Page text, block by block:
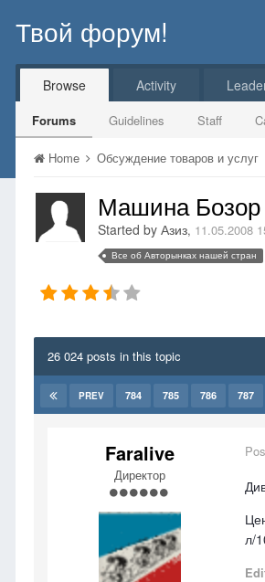
Твой форум!
Browse
Forums Guidelines Staff
Activity
Home Обсуждение товаров и услуг
Машина Бозор
Started by Азиз, 11.05.2008
Все об Авторынках нашей стран
26 024 posts in this topic
PREV 784 785 786 787
Faralive
Директор
л/